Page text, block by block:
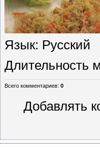
Язык: Русский
Длительность
Всего комментариев: 0
Добавлять